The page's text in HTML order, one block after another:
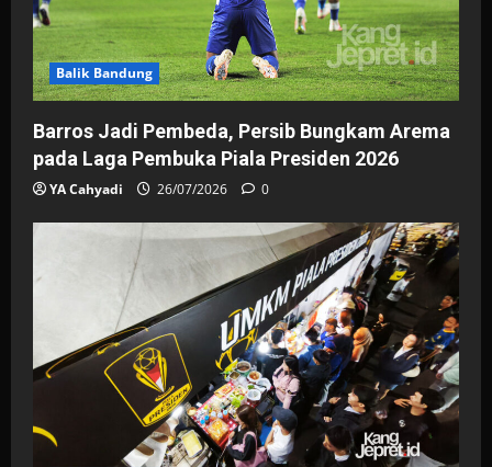
Balik Bandung
Barros Jadi Pembeda, Persib Bungkam Arema
pada Laga Pembuka Piala Presiden 2026
YA Cahyadi 26/07/2026 0